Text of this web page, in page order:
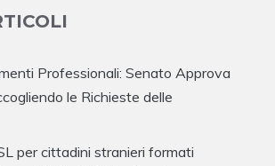
Professionali: Senato Approva
le Richieste delle
per cittadini stranieri formati